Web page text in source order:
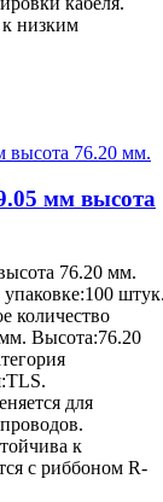
низким
мм высота
76.20 мм.
количество
Высота:76.20
для
к
с риббоном R-